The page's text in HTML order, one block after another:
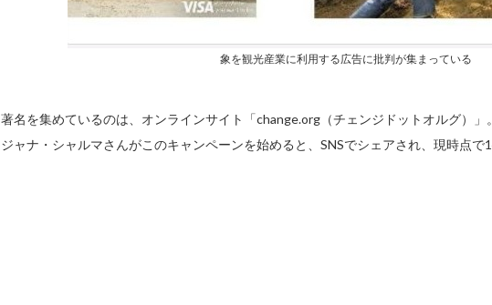
象を観光産業に利用する広告に批判が集まっている
著名を集めているのは、オンラインサイト「change.org（チェンジドットオルグ）
ジャナ・シャルマさんがこのキャンペーンを始めると、SNSでシェアされ、現時点で